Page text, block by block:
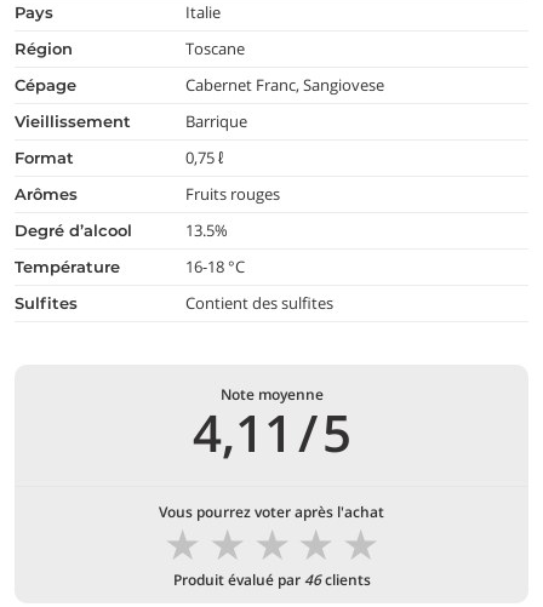
pays Italie
région Toscane
cépage Cabernet Franc, Sangiovese
vieillissement Barrique
format 0,75 ℓ
arômes Fruits rouges
degré d’alcool 13.5%
température 16-18 °C
Sulfites Contient des sulfites
Note moyenne
4,11 /5
Vous pourrez voter après l'achat
★
★
★
★
★
Produit évalué par46clients